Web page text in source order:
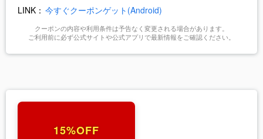
LINK： 今すぐクーポンゲット(Android)
クーポンの内容や利用条件は予告なく変更される場合があります。
ご利用前に必ず公式サイトや公式アプリで最新情報をご確認ください。
15%OFF